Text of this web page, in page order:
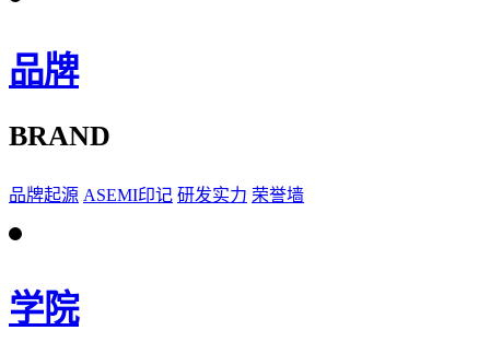
品牌
BRAND
品牌起源 ASEMI印记 研发实力 荣誉墙
学院